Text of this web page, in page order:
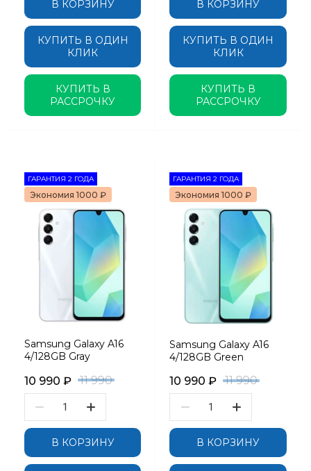
В КОРЗИНУ
КУПИТЬ В ОДИН
КЛИК
КУПИТЬ В
РАССРОЧКУ
В КОРЗИНУ
КУПИТЬ В ОДИН
КЛИК
КУПИТЬ В
РАССРОЧКУ
ГАРАНТИЯ 2 ГОДА
Экономия 1000 ₽
Samsung Galaxy A16
4/128GB Gray
10 990 ₽ 11 990
В КОРЗИНУ
ГАРАНТИЯ 2 ГОДА
Экономия 1000 ₽
Samsung Galaxy A16
4/128GB Green
10 990 ₽ 11 990
В КОРЗИНУ